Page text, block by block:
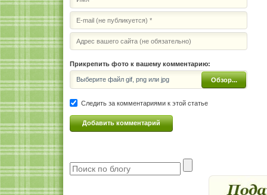
Прикрепить фото к вашему комментарию:
Выберите файл gif, png или jpg Обзор...
Следить за комментариями к этой статье